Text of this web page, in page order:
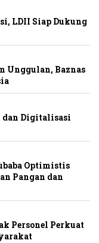
LDII Siap Dukung
Unggulan, Baznas
dan Digitalisasi
Optimistis
Pangan dan
Personel Perkuat